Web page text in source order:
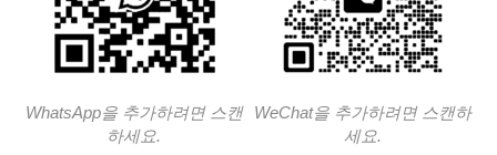
WhatsApp을 추가하려면 스캔
하세요.
WeChat을 추가하려면 스캔하
세요.